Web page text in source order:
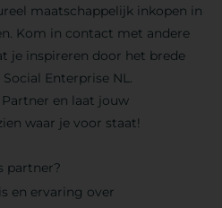
maatschappelijk inkopen in
Kom in contact met andere
je inspireren door het brede
Enterprise NL.
en laat jouw
waar je voor staat!
partner?
en ervaring over